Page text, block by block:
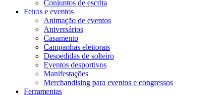
Conjuntos de escrita
Feiras e eventos
Animação de eventos
Aniversários
Casamento
Campanhas eleitorais
Despedidas de solteiro
Eventos desportivos
Manifestações
Merchandising para eventos e congressos
Ferramentas